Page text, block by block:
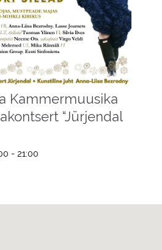
Kammermuusika
“Jürjendal
- 21:00